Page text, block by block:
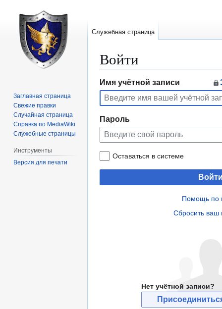
Войти
Перейти
к
навигации
Перейти
к
поиску
Имя учётной записи
Пароль
Оставаться в системе
Помощь по
Сбросить ваш
Нет учётной записи?
Служебная страница
Заглавная страница
Свежие правки
Случайная страница
Справка по MediaWiki
Служебные страницы
Инструменты
Версия для печати